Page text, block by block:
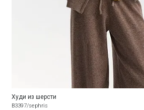
Худи из шерсти
B3397/sephris